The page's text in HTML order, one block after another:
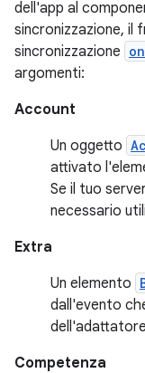
dell'app al
sincronizzazione, il
sincronizzazione
argomenti:
Account
Un oggetto
attivato
Se il tuo
necessario
Extra
Un elemento
dall'evento
Competenza